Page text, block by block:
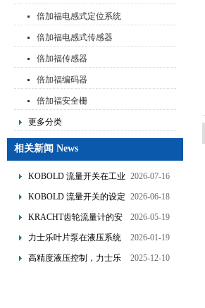
倍加福电感式定位系统
倍加福电感式传感器
倍加福传感器
倍加福编码器
倍加福安全栅
更多分类
相关新闻 News
KOBOLD 流量开关在工业
管道水流量监测中的应用
2026-07-16
KOBOLD 流量开关的设定
流量调节与刻度指示
2026-06-18
KRACHT齿轮流量计的安
装要求：直管段、过滤器
2026-05-19
力士乐叶片泵在液压系统
中的应用分析
2026-01-19
高精度液压控制，力士乐
2025-12-10